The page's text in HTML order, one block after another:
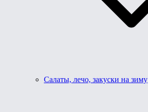
Салаты, лечо, закуски на зиму